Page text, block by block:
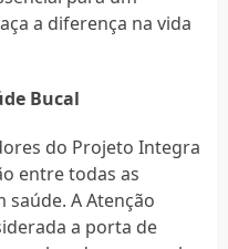
a diferença na vida
Bucal
do Projeto Integra
entre todas as
A Atenção
a porta de